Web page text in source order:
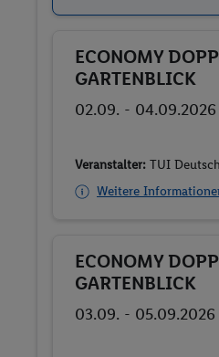
Buchen
ECONOMY
GARTENBLICK
02.09. - 04.09.2026
Veranstalter: TUI
Weitere
Buchen
ECONOMY
GARTENBLICK
03.09. - 05.09.2026